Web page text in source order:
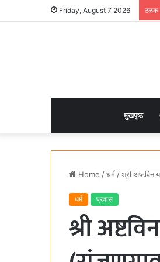
Friday, August 7 2026 ठळक
मुखपृष्ठ
Home /धर्म /श्री
धर्म प्रवास
श्री